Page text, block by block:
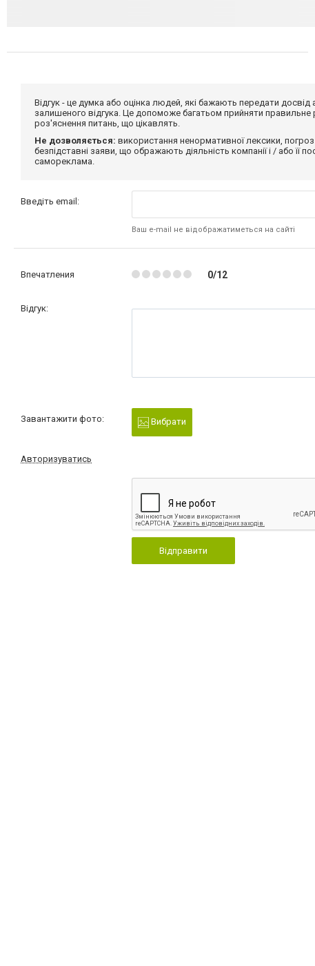
Відгук - це думка або оцінка людей, які бажають передати
залишеного відгука. Це допоможе багатьом прийняти правильне
роз'яснення питань, що цікавлять.
Не дозволяється: використання ненормативної лексики,
безпідставні заяви, що ображають діяльність компанії і / або її
самореклама.
Введіть email:
Ваш e-mail не відображатиметься на сайті
Впечатления 0/12
Відгук:
Завантажити фото: Вибрати
Авторизуватись
Відправити